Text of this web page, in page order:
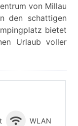
WLAN
von Millau
den schattigen
bietet
Urlaub voller